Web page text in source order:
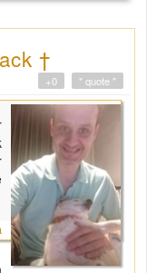
†
" quote "
+0